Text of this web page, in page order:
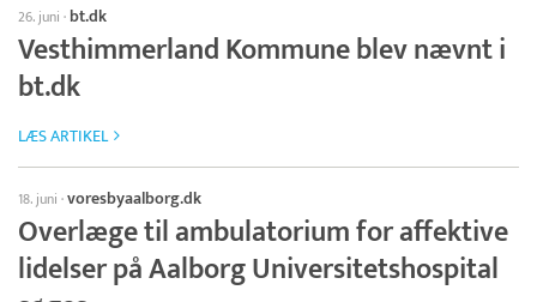
26. juni · bt.dk
Vesthimmerland Kommune blev nævnt i
bt.dk
LÆS ARTIKEL
18. juni ·voresbyaalborg.dk
Overlæge til ambulatorium for affektive
lidelser på Aalborg Universitetshospital